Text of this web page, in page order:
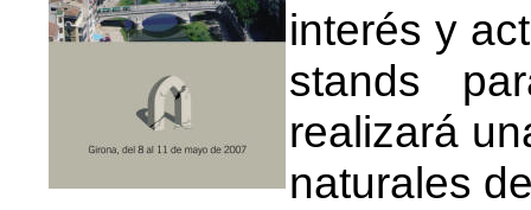
interés y
stands
realizará
naturales